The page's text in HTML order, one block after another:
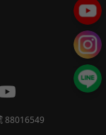
Youtube page
88016549